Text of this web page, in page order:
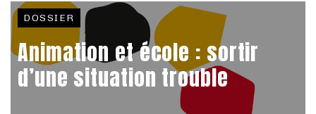
DOSSIER
Animation et école : sortir
d’une situation trouble